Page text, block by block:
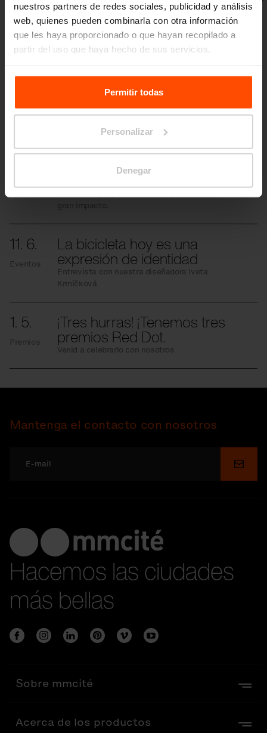
nuestros partners de redes sociales, publicidad y análisis
web, quienes pueden combinarla con otra información
que les haya proporcionado o que hayan recopilado a
partir del uso que haya hecho de sus servicios.
Para más información, visitePrinciples Relating to the
Processing Personal Data.Permitir todas
Personalizar
Denegar
Más novedades
3. 7. Los estudiantes
transformaron el espacio
frente a la escuela
11. 6.
Eventos
La bicicleta hoy es una
expresión de identidad
Entrevista con nuestra diseñadora Iveta
Krmíčková
1. 5.
Premios
¡Tres hurras! ¡Tenemos tres
premios Red Dot.
Venid a celebrarlo con nosotros
Mantenga el contacto con nosotros
Enviar
Hacemos las ciudades
más bellas
Sobre mmcité
Acerca de los productos